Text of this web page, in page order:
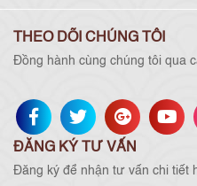
THEO DÕI CHÚNG TÔI
Đồng hành cùng chúng tôi qua
ĐĂNG KÝ TƯ VẤN
Đăng ký để nhận tư vấn chi tiết